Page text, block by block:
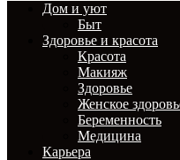
Дом и уют
Быт
Здоровье и красота
Красота
Макияж
Здоровье
Женское
Беременность
Медицина
Карьера